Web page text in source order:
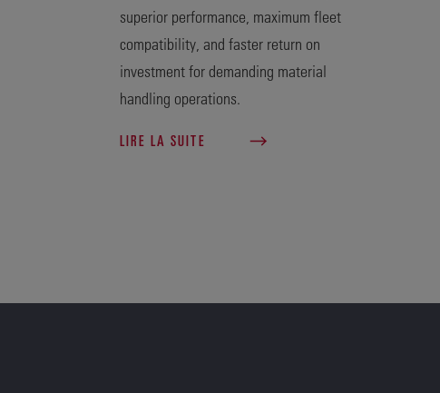
superior performance, maximum fleet
compatibility, and faster return on
investment for demanding material
handling operations.
LIRE LA SUITE